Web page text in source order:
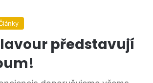
představují